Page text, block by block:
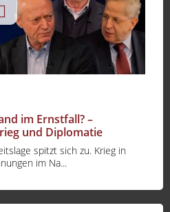
im Ernstfall? –
und Diplomatie
spitzt sich zu. Krieg in
im Na...